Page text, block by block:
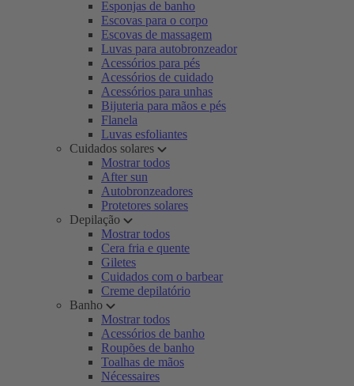
Esponjas de banho
Escovas para o corpo
Escovas de massagem
Luvas para autobronzeador
Acessórios para pés
Acessórios de cuidado
Acessórios para unhas
Bijuteria para mãos e pés
Flanela
Luvas esfoliantes
Cuidados solares
Mostrar todos
After sun
Autobronzeadores
Protetores solares
Depilação
Mostrar todos
Cera fria e quente
Giletes
Cuidados com o barbear
Creme depilatório
Banho
Mostrar todos
Acessórios de banho
Roupões de banho
Toalhas de mãos
Nécessaires